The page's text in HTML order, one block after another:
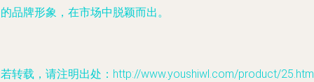
品牌形象，在市场中脱颖而出。
转载，请注明出处：http://www.youshiwl.com/product/